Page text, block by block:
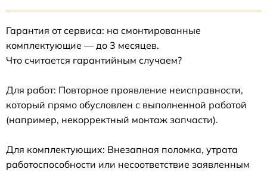
Гарантия от сервиса: на смонтированные
комплектующие — до 3 месяцев.
Что считается гарантийным случаем?
Для работ: Повторное проявление неисправности,
который прямо обусловлен с выполненной работой
(например, некорректный монтаж запчасти).
Для комплектующих: Внезапная поломка, утрата
работоспособности или несоответствие заявленным